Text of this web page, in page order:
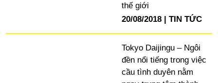
thế giới
20/08/2018
TIN TỨC
Tokyo Daijingu – Ngôi
đền nổi tiếng trong việc
cầu tình duyên nằm